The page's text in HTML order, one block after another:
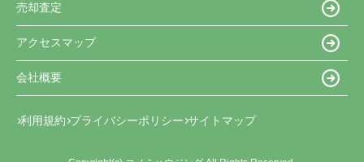
売却査定
アクセスマップ
会社概要
利用規約 プライバシーポリシー サイトマップ